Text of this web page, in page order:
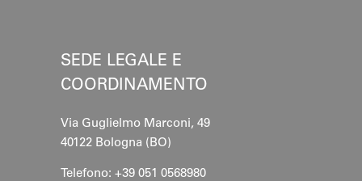
SEDE LEGALE E
COORDINAMENTO
Via Guglielmo Marconi, 49
40122 Bologna (BO)
Telefono: +39 051 0568980